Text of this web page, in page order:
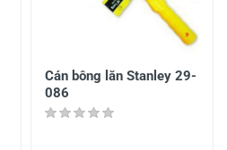
Cán bông lăn Stanley 29-
086